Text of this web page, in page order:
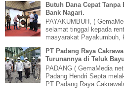
Butuh Dana Cepat
Bank Nagari.
PAYAKUMBUH, (
selamat tinggal kepada
masyarakat Payakumbuh,
PT Padang Raya
Turunannya di Teluk
PADANG ( GemaMedia
Padang Hendri Septa
PT Padang Raya